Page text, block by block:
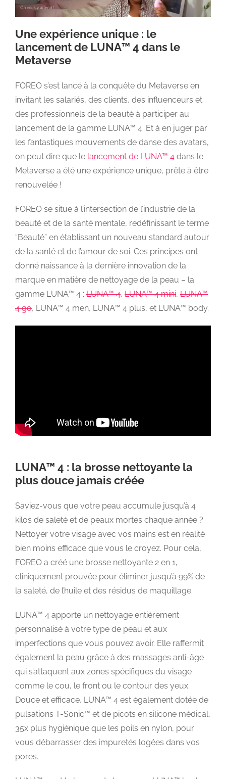
Une expérience unique : le
lancement de LUNA™ 4 dans le
Metaverse
FOREO s’est lancé à la conquête du Metaverse en
invitant les salariés, des clients, des influenceurs et
des professionnels de la beauté à participer au
lancement de la gamme LUNA™ 4. Et à en juger par
les fantastiques mouvements de danse des avatars,
on peut dire que le lancement de LUNA™ 4 dans le
Metaverse a été une expérience unique, prête à être
renouvelée !
FOREO se situe à l’intersection de l’industrie de la
beauté et de la santé mentale, redéfinissant le terme
“Beauté” en établissant un nouveau standard autour
de la santé et de l’amour de soi. Ces principes ont
donné naissance à la dernière innovation de la
marque en matière de nettoyage de la peau – la
gamme LUNA™ 4 : LUNA™ 4, LUNA™ 4 mini, LUNA™
4 go, LUNA™ 4 men, LUNA™ 4 plus, et LUNA™ body.
LUNA™ 4 : la brosse nettoyante la
plus douce jamais créée
Saviez-vous que votre peau accumule jusqu’à 4
kilos de saleté et de peaux mortes chaque année ?
Nettoyer votre visage avec vos mains est en réalité
bien moins efficace que vous le croyez. Pour cela,
FOREO a créé une brosse nettoyante 2 en 1,
cliniquement prouvée pour éliminer jusqu’à 99% de
la saleté, de l’huile et des résidus de maquillage.
LUNA™ 4 apporte un nettoyage entièrement
personnalisé à votre type de peau et aux
imperfections que vous pouvez avoir. Elle raffermit
également la peau grâce à des massages anti-âge
qui s’attaquent aux zones spécifiques du visage
comme le cou, le front ou le contour des yeux.
Douce et efficace, LUNA™ 4 est également dotée de
pulsations T-Sonic™ et de picots en silicone médical,
35x plus hygiénique que les poils en nylon, pour
vous débarrasser des impuretés logées dans vos
pores.